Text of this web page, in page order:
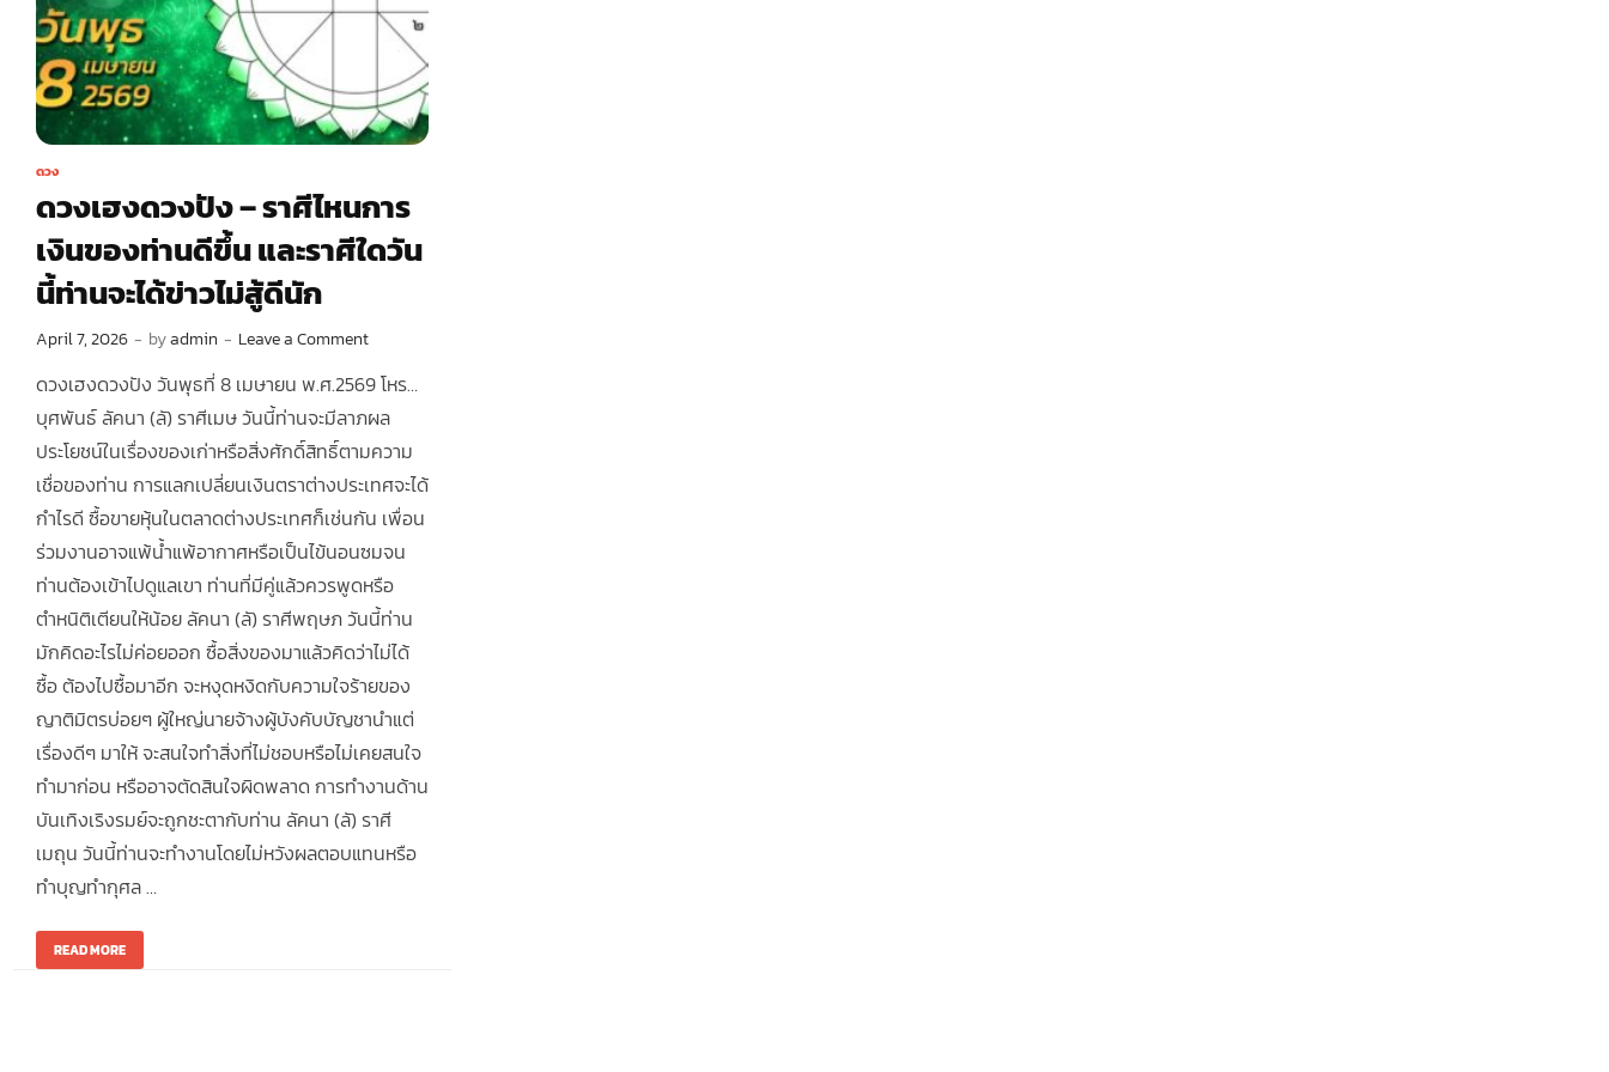
ดวง
ดวงเฮงดวงปัง – ราศีไหนการ
เงินของท่านดีขึ้น และราศีใดวัน
นี้ท่านจะได้ข่าวไม่สู้ดีนัก
April 7, 2026 - byadmin - Leave a Comment
ดวงเฮงดวงปัง วันพุธที่ 8 เมษายน พ.ศ.2569 โหร…
บุศพันธ์ ลัคนา (ลั) ราศีเมษ วันนี้ท่านจะมีลาภผล
ประโยชน์ในเรื่องของเก่าหรือสิ่งศักดิ์สิทธิ์ตามความ
เชื่อของท่าน การแลกเปลี่ยนเงินตราต่างประเทศจะได้
กำไรดี ซื้อขายหุ้นในตลาดต่างประเทศก็เช่นกัน เพื่อน
ร่วมงานอาจแพ้น้ำแพ้อากาศหรือเป็นไข้นอนซมจน
ท่านต้องเข้าไปดูแลเขา ท่านที่มีคู่แล้วควรพูดหรือ
ตำหนิติเตียนให้น้อย ลัคนา (ลั) ราศีพฤษภ วันนี้ท่าน
มักคิดอะไรไม่ค่อยออก ซื้อสิ่งของมาแล้วคิดว่าไม่ได้
ซื้อ ต้องไปซื้อมาอีก จะหงุดหงิดกับความใจร้ายของ
ญาติมิตรบ่อยๆ ผู้ใหญ่นายจ้างผู้บังคับบัญชานำแต่
เรื่องดีๆ มาให้ จะสนใจทำสิ่งที่ไม่ชอบหรือไม่เคยสนใจ
ทำมาก่อน หรืออาจตัดสินใจผิดพลาด การทำงานด้าน
บันเทิงเริงรมย์จะถูกชะตากับท่าน ลัคนา (ลั) ราศี
เมถุน วันนี้ท่านจะทำงานโดยไม่หวังผลตอบแทนหรือ
ทำบุญทำกุศล …
READ MORE